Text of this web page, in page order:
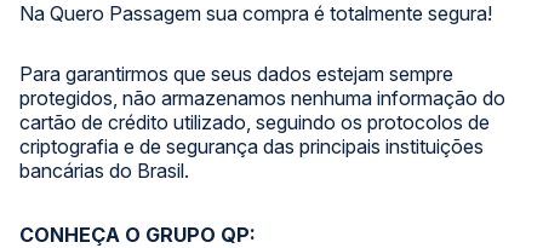
Na Quero Passagem sua compra é totalmente segura!
Para garantirmos que seus dados estejam sempre
protegidos, não armazenamos nenhuma informação do
cartão de crédito utilizado, seguindo os protocolos de
criptografia e de segurança das principais instituições
bancárias do Brasil.
CONHEÇA O GRUPO QP: